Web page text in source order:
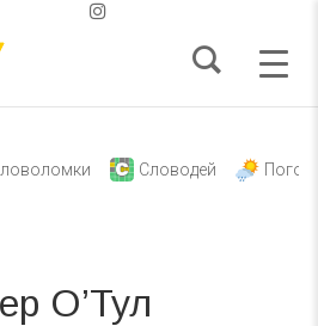
Словодей
О’Тул